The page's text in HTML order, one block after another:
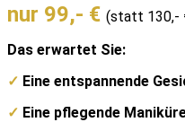
nur 99,- € (statt 130,-
Das erwartet Sie:
✓ Eine entspannende
✓ Eine pflegende